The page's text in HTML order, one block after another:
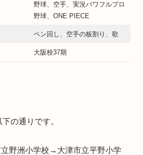
野球、空手、実況パワフルプロ
野球、ONE PIECE
ペン回し、空手の板割り、歌
大阪校37期
の通りです。
野洲小学校→大津市立平野小学